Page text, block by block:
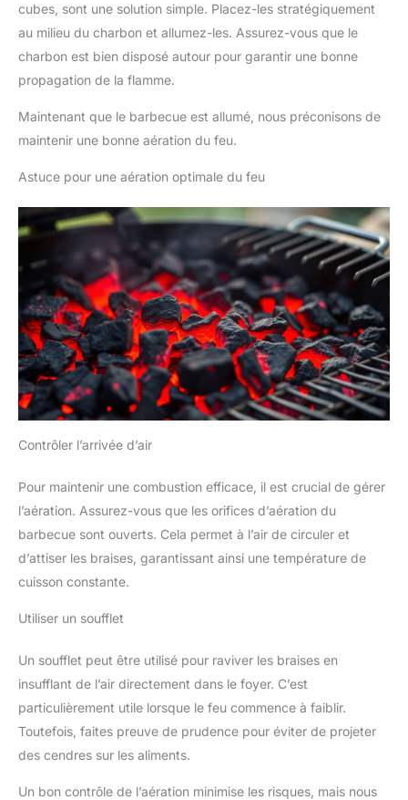
cubes, sont une solution simple. Placez-les stratégiquement
au milieu du charbon et allumez-les. Assurez-vous que le
charbon est bien disposé autour pour garantir une bonne
propagation de la flamme.
Maintenant que le barbecue est allumé, nous préconisons de
maintenir une bonne aération du feu.
Astuce pour une aération optimale du feu
Contrôler l’arrivée d’air
Pour maintenir une combustion efficace, il est crucial de gérer
l’aération. Assurez-vous que les orifices d’aération du
barbecue sont ouverts. Cela permet à l’air de circuler et
d’attiser les braises, garantissant ainsi une température de
cuisson constante.
Utiliser un soufflet
Un soufflet peut être utilisé pour raviver les braises en
insufflant de l’air directement dans le foyer. C’est
particulièrement utile lorsque le feu commence à faiblir.
Toutefois, faites preuve de prudence pour éviter de projeter
des cendres sur les aliments.
Un bon contrôle de l’aération minimise les risques, mais nous